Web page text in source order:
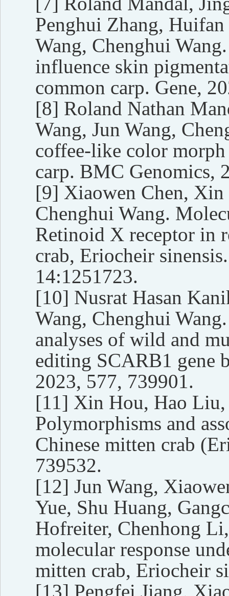
Penghui Zhang,
Wang, Chenghui
influence skin
common carp. Gene,
[8] Roland Nathan
Wang, Jun Wang,
coffee-like color
carp. BMC Genomics,
[9] Xiaowen Chen, Xin
Chenghui Wang.
Retinoid X receptor in
crab, Eriocheir
14:1251723.
[10] Nusrat Hasan
Wang, Chenghui
analyses of wild and
editing SCARB1 gene
2023, 577, 739901.
[11] Xin Hou, Hao Liu,
Polymorphisms and
Chinese mitten crab
739532.
[12] Jun Wang,
Yue, Shu Huang,
Hofreiter, Chenhong
molecular response
mitten crab, Eriocheir
[13] Pengfei Jiang,